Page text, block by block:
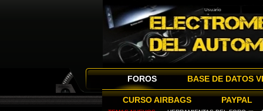
FOROS BASE DE DATOS
CURSO AIRBAGS PAYPAL